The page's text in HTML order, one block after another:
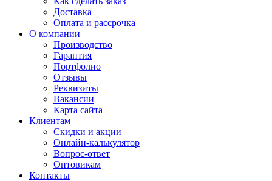
Доставка
Оплата и рассрочка
О компании
Производство
Гарантия
Портфолио
Отзывы
Реквизиты
Вакансии
Карта сайта
Клиентам
Скидки и акции
Онлайн-калькулятор
Вопрос-ответ
Оптовикам
Контакты